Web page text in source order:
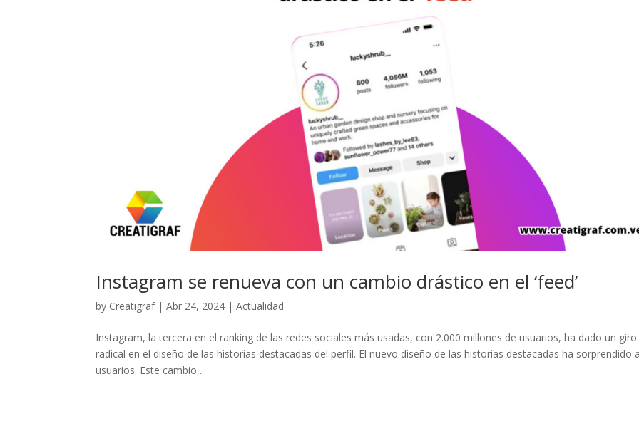
Instagram se renueva con un cambio drástico en el ‘feed’
by Creatigraf|Abr 24, 2024 |Actualidad
Instagram, la tercera en el ranking de las redes sociales más usadas, con 2.000 millones de usuarios, ha dado un giro
radical en el diseño de las historias destacadas del perfil. El nuevo diseño de las historias destacadas ha sorprendido
usuarios. Este cambio,...